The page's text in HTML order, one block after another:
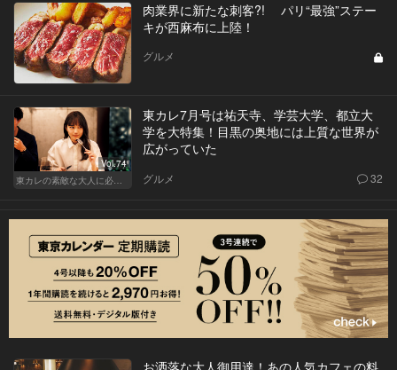
肉業界に新たな刺客?! パリ“最強”ステー
キが西麻布に上陸！
グルメ
Vol.74
東カレの素敵な大人に必要なこと
東カレ7月号は祐天寺、学芸大学、都立大
学を大特集！目黒の奥地には上質な世界が
広がっていた
グルメ 32
お洒落な大人御用達！あの人気カフェの料